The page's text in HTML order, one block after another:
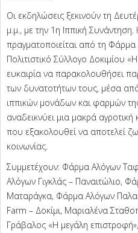
Οι εκδηλώσεις ξεκινούν τη
μ.μ., με την 1η Ιππική
πραγματοποιείται από τη Φάρμα
Πολιτιστικό Σύλλογο Δοκιμίου
ευκαιρία να παρακολουθήσει
των δυνατοτήτων τους, μέσα
ιππικών μονάδων και φαρμών
αναδεικνύει μια μακρά
που εξακολουθεί να αποτελεί
κοινωνίας.
Συμμετέχουν: Φάρμα Αλόγων
Αλόγων Γιγκλάς – Παναιτώλιο,
Ματαράγκα, Φάρμα Αλόγων
Farm – Δοκίμι, Μαριαλένα
Γράβαλος «Η μεγάλη